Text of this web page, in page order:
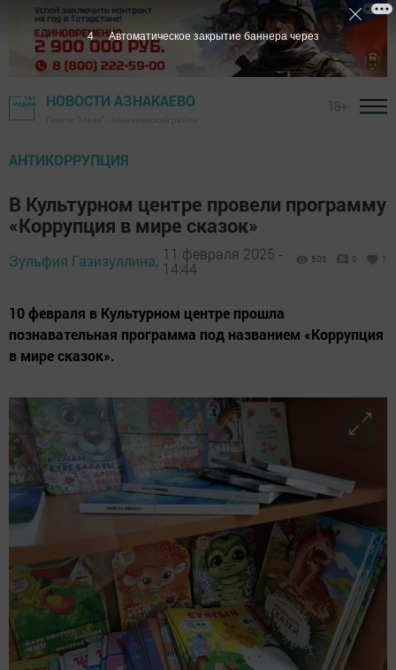
НОВОСТИ АЗНАКАЕВО
АНТИКОРРУПЦИЯ
В Культурном центре провели программу
«Коррупция в мире сказок»
Зульфия Газизуллина, 11 февраля 2025 -
14:44
506 0 1
10 февраля в Культурном центре прошла
познавательная программа под названием «Коррупция
в мире сказок».
3 Автоматическое закрытие баннера через